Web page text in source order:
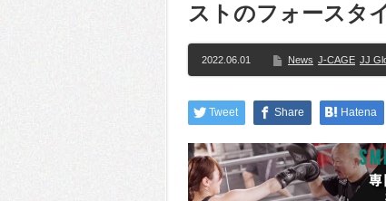
ストのフォースタ
2022.06.01 News J-CAGE JJ
Tweet Share Hatena